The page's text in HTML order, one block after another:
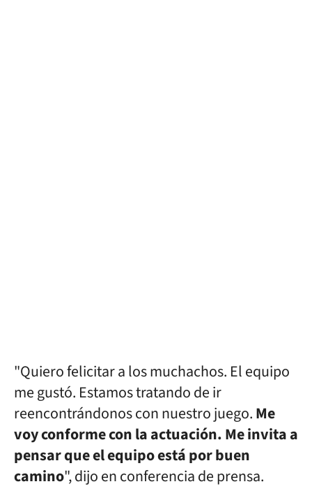
"Quiero felicitar a los muchachos. El equipo
me gustó. Estamos tratando de ir
reencontrándonos con nuestro juego.Me
voy conforme con la actuación. Me invita a
pensar que el equipo está por buen
camino", dijo en conferencia de prensa.